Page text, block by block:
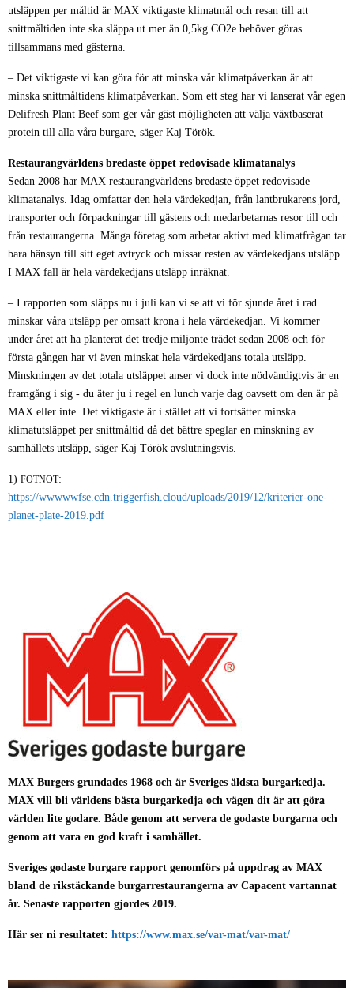
utsläppen per måltid är MAX viktigaste klimatmål och resan till att
snittmåltiden inte ska släppa ut mer än 0,5kg CO2e behöver göras
tillsammans med gästerna.
– Det viktigaste vi kan göra för att minska vår klimatpåverkan är att
minska snittmåltidens klimatpåverkan. Som ett steg har vi lanserat vår egen
Delifresh Plant Beef som ger vår gäst möjligheten att välja växtbaserat
protein till alla våra burgare, säger Kaj Török.
Restaurangvärldens bredaste öppet redovisade klimatanalys
Sedan 2008 har MAX restaurangvärldens bredaste öppet redovisade
klimatanalys. Idag omfattar den hela värdekedjan, från lantbrukarens jord,
transporter och förpackningar till gästens och medarbetarnas resor till och
från restaurangerna. Många företag som arbetar aktivt med klimatfrågan tar
bara hänsyn till sitt eget avtryck och missar resten av värdekedjans utsläpp.
I MAX fall är hela värdekedjans utsläpp inräknat.
– I rapporten som släpps nu i juli kan vi se att vi för sjunde året i rad
minskar våra utsläpp per omsatt krona i hela värdekedjan. Vi kommer
under året att ha planterat det tredje miljonte trädet sedan 2008 och för
första gången har vi även minskat hela värdekedjans totala utsläpp.
Minskningen av det totala utsläppet anser vi dock inte nödvändigtvis är en
framgång i sig - du äter ju i regel en lunch varje dag oavsett om den är på
MAX eller inte. Det viktigaste är i stället att vi fortsätter minska
klimatutsläppet per snittmåltid då det bättre speglar en minskning av
samhällets utsläpp, säger Kaj Török avslutningsvis.
1) FOTNOT:
https://wwwwwfse.cdn.triggerfish.cloud/uploads/2019/12/kriterier-one-
planet-plate-2019.pdf
MAX Burgers grundades 1968 och är Sveriges äldsta burgarkedja.
MAX vill bli världens bästa burgarkedja och vägen dit är att göra
världen lite godare. Både genom att servera de godaste burgarna och
genom att vara en god kraft i samhället.
Sveriges godaste burgare rapport genomförs på uppdrag av MAX
bland de rikstäckande burgarrestaurangerna av Capacent vartannat
år. Senaste rapporten gjordes 2019.
Här ser ni resultatet: https://www.max.se/var-mat/var-mat/